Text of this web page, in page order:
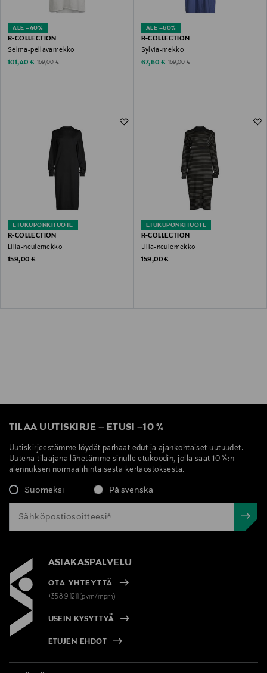
ALE –40%
R-COLLECTION
Selma-pellavamekko
Discounted Price
101,40 € Original Price
169,00 €
ALE –60%
R-COLLECTION
Sylvia-mekko
Discounted Price
67,60 € Original Price
169,00 €
ETUKUPONKITUOTE
R-COLLECTION
Lilia-neulemekko
Original Price
159,00 €
ETUKUPONKITUOTE
R-COLLECTION
Lilia-neulemekko
Original Price
159,00 €
TILAA UUTISKIRJE – ETUSI –10 %
Uutiskirjeestämme löydät parhaat edut ja ajankohtaiset uutuudet.
Uutena tilaajana lähetämme sinulle etukoodin, jolla saat 10 %:n
alennuksen normaalihintaisesta kertaostoksesta.
Suomeksi På svenska
ASIAKASPALVELU
OTA YHTEYTTÄ
+358 9 1211(pvm/mpm)
USEIN KYSYTTYÄ
ETUJEN EHDOT